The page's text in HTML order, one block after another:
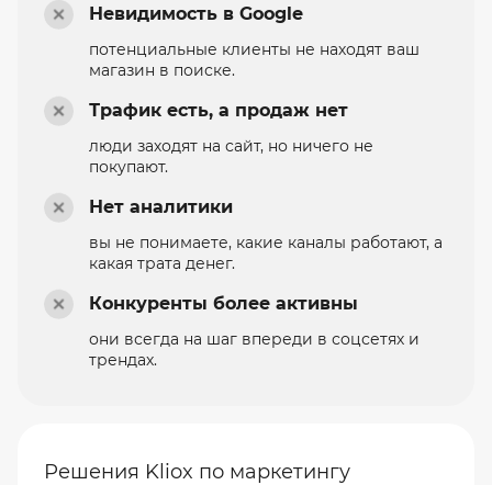
Невидимость в Google
потенциальные клиенты не находят ваш
магазин в поиске.
Трафик есть, а продаж нет
люди заходят на сайт, но ничего не
покупают.
Нет аналитики
вы не понимаете, какие каналы работают, а
какая трата денег.
Конкуренты более активны
они всегда на шаг впереди в соцсетях и
трендах.
Решения Kliox по маркетингу